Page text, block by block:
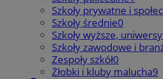
Szkoły prywatne i
Szkoły średnie0
Szkoły wyższe,
Szkoły zawodowe i
Zespoły szkół0
Żłobki i kluby malucha9